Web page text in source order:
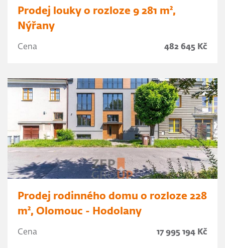
Prodej louky o rozloze 9 281 m²,
Nýřany
Cena 482 645 Kč
Prodej rodinného domu o rozloze 228
m², Olomouc - Hodolany
Cena 17 995 194 Kč